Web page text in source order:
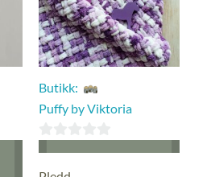
Butikk:
Puffy by Viktoria